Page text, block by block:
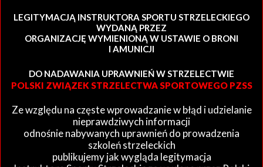
LEGITYMACJĄ INSTRUKTORA SPORTU STRZELECKIEGO
WYDANĄ PRZEZ
ORGANIZACJĘ WYMIENIONĄ W USTAWIE O BRONI
I AMUNICJI
DO NADAWANIA UPRAWNIEŃ W STRZELECTWIE
POLSKI ZWIĄZEK STRZELECTWA SPORTOWEGO PZSS
Ze względu na częste wprowadzanie w błąd i udzielanie
nieprawdziwych informacji
odnośnie nabywanych uprawnień do prowadzenia
szkoleń strzeleckich
publikujemy jak wygląda legitymacja